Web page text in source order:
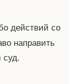
действий со
направить
суд.